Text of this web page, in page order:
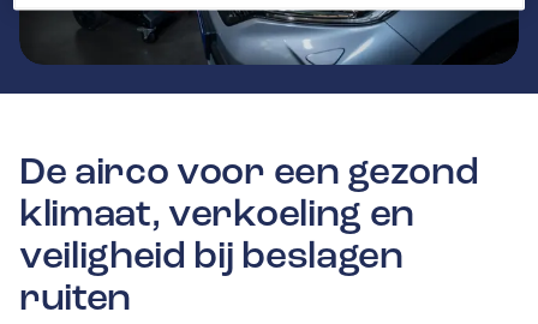
De airco voor een gezond
klimaat, verkoeling en
veiligheid bij beslagen
ruiten